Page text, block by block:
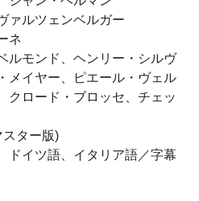
ァルツェンベルガー
ネ
ルモンド、ヘンリー・シルヴ
メイヤー、ピエール・ヴェル
クロード・ブロッセ、チェッ
ター版)
ドイツ語、イタリア語／字幕